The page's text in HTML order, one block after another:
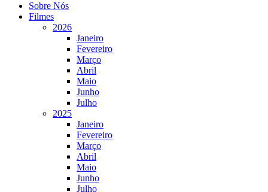
Sobre Nós
Filmes
2026
Janeiro
Fevereiro
Março
Abril
Maio
Junho
Julho
2025
Janeiro
Fevereiro
Março
Abril
Maio
Junho
Julho